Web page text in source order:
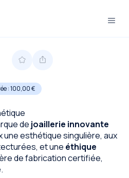
:100,00 €
de joaillerie innovante
une esthétique singulière, aux
et une éthique
de fabrication certifiée,